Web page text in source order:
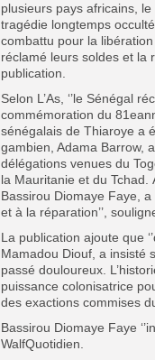
plusieurs pays africains, le
tragédie longtemps
combattu pour la
réclamé leurs soldes et la
publication.
Selon L’As, ‘’le Sénégal
commémoration du
sénégalais de Thiaroye a
gambien, Adama Barrow,
délégations venues du
la Mauritanie et du Tchad.
Bassirou Diomaye Faye,
et à la réparation’’,
La publication ajoute que
Mamadou Diouf, a insisté
passé douloureux.
puissance colonisatrice
des exactions commises
Bassirou Diomaye Faye
WalfQuotidien.